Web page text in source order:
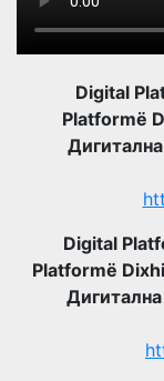
Digital
Platformë
Digital
Platformë